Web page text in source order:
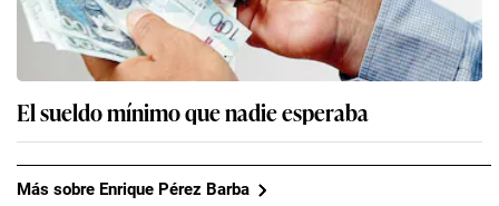
El sueldo mínimo que nadie esperaba
Más sobre Enrique Pérez Barba